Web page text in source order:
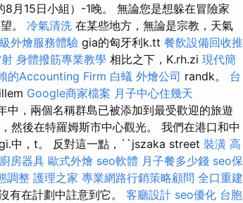
月15日小組）-1晚。 無論您是想躲在冒險家
。 冷氣清洗 在某些地方，無論是宗教，天氣
外燴服務體驗 gia的匈牙利k.tt 餐飲設備回收推
身體撥筋專業教學 相比之下，K.rh.zi 現代簡
的Accounting Firm 白蟻 外燴公司 randk。 台
Google商家檔案 月子中心住幾天
中，兩個名稱群島已被添加到最受歡迎的旅遊
然後在特羅姆斯市中心觀光。 我們在港口和中
中，t。 反對這一點，``jszaka street 裝潢 高
廚房器具 歐式外燴 seo軟體 月子餐多少錢 seo保
調整 護理之家 專業網路行銷策略顧問 全口重建
有在計劃中註意到它。 客廳設計 seo優化 台胞